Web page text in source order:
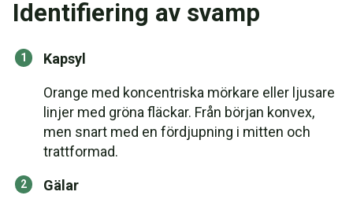
Identifiering av svamp
Kapsyl
Orange med koncentriska mörkare eller ljusare
linjer med gröna fläckar. Från början konvex,
men snart med en fördjupning i mitten och
trattformad.
Gälar